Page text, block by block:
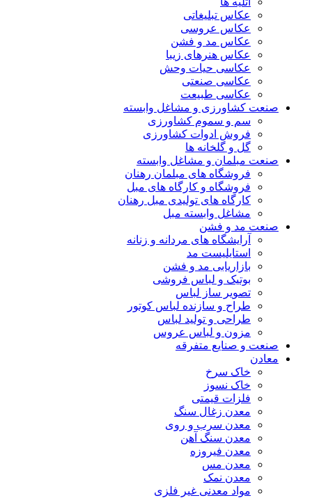
عکاس تبلیغاتی
عکاس عروسی
عکاس مد و فشن
عکاس هنرهای زیبا
عکاسی حیات وحش
عکاسی صنعتی
عکاسی طبیعت
صنعت کشاورزی و مشاغل وابسته
سم و سموم کشاورزی
فروش ادوات کشاورزی
گل و گلخانه ها
صنعت مبلمان و مشاغل وابسته
فروشگاه های مبلمان رهنان
فروشگاه و کارگاه های مبل
کارگاه های تولیدی مبل رهنان
مشاغل وابسته مبل
صنعت مد و فشن
آرایشگاه های مردانه و زنانه
استایلیست مد
بازاریابی مد و فشن
بوتیک و لباس فروشی
تصویر ساز لباس
طراح و سازنده لباس کوتور
طراحی و تولید لباس
مزون و لباس عروس
صنعت و صنایع متفرقه
معادن
خاک سرخ
خاک نسوز
فلزات قیمتی
معدن زغال سنگ
معدن سرب و روی
معدن سنگ آهن
معدن فیروزه
معدن مس
معدن نمک
مواد معدنی غیر فلزی